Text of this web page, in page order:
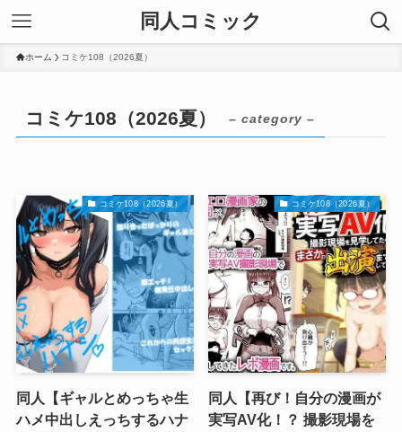
同人コミック
ホーム コミケ108（2026夏）
コミケ108（2026夏） – category –
コミケ108（2026夏）
同人【ギャルとめっちゃ生
ハメ中出しえっちするハナ
コミケ108（2026夏）
同人【再び！自分の漫画が
実写AV化！？ 撮影現場を